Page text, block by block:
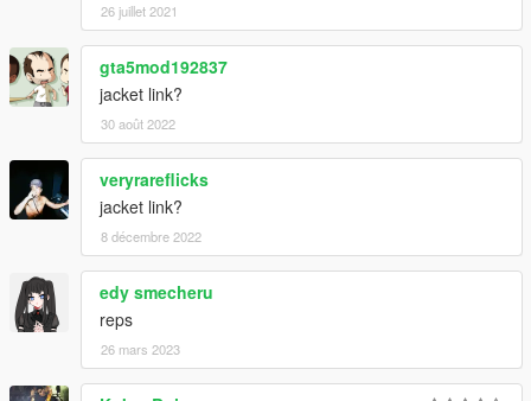
26 juillet 2021
gta5mod192837
jacket link?
30 août 2022
veryrareflicks
jacket link?
8 décembre 2022
edy smecheru
reps
26 mars 2023